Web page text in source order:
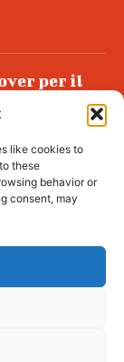
like cookies to
these
behavior or
consent, may
per il